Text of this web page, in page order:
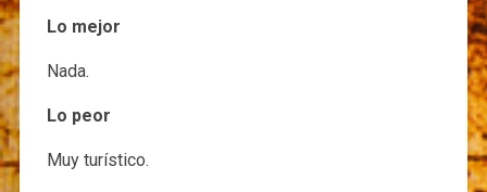
Lo mejor
Nada.
Lo peor
Muy turístico.